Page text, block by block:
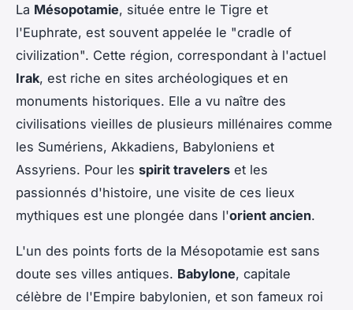
La Mésopotamie, située entre le Tigre et
l'Euphrate, est souvent appelée le "cradle of
civilization". Cette région, correspondant à l'actuel
Irak, est riche en sites archéologiques et en
monuments historiques. Elle a vu naître des
civilisations vieilles de plusieurs millénaires comme
les Sumériens, Akkadiens, Babyloniens et
Assyriens. Pour les spirit travelers et les
passionnés d'histoire, une visite de ces lieux
mythiques est une plongée dans l'orient ancien.
L'un des points forts de la Mésopotamie est sans
doute ses villes antiques. Babylone, capitale
célèbre de l'Empire babylonien, et son fameux roi